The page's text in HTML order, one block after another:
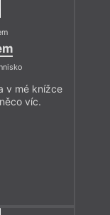
v mé knížce
víc.